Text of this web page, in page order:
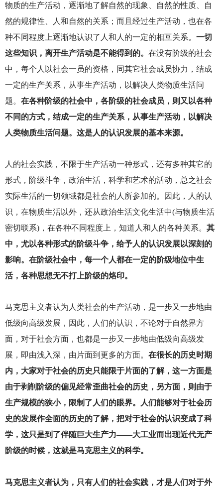
物质的生产活动，逐渐地了解自然的现象、自然的性质、自
然的规律性、人和自然的关系；而且经过生产活动，也在各
种不同程度上逐渐地认识了人和人的一定的相互关系。 一切
这些知识，离开生产活动是不能得到的。 在没有阶级的社会
中，每个人以社会一员的资格，同其它社会成员协力，结成
一定的生产关系，从事生产活动，以解决人类物质生活问
题。 在各种阶级的社会中，各阶级的社会成员，则又以各种
不同的方式，结成一定的生产关系，从事生产活动，以解决
人类物质生活问题。这是人的认识发展的基本来源。
人的社会实践，不限于生产活动一种形式，还有多种其它的
形式，阶级斗争，政治生活，科学和艺术的活动，总之社会
实际生活的一切领域都是社会的人所参加的。因此，人的认
识，在物质生活以外，还从政治生活文化生活中(与物质生活
密切联系)，在各种不同程度上，知道人和人的各种关系。 其
中，尤以各种形式的阶级斗争，给予人的认识发展以深刻的
影响。在阶级社会中，每一个人都在一定的阶级地位中生
活，各种思想无不打上阶级的烙印。
马克思主义者认为人类社会的生产活动，是一步又一步地由
低级向高级发展，因此，人们的认识，不论对于自然界方
面，对于社会方面，也都是一步又一步地由低级向高级发
展，即由浅入深，由片面到更多的方面。 在很长的历史时期
内，大家对于社会的历史只能限于片面的了解，这一方面是
由于剥削阶级的偏见经常歪曲社会的历史，另方面，则由于
生产规模的狭小，限制了人们的眼界。人们能够对于社会历
史的发展作全面的历史的了解，把对于社会的认识变成了科
学，这只是到了伴随巨大生产力——大工业而出现近代无产
阶级的时候，这就是马克思主义的科学。
马克思主义者认为，只有人们的社会实践，才是人们对于外